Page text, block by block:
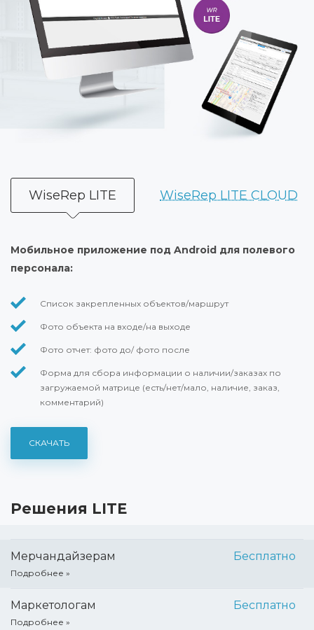
WiseRep LITE WiseRep LITE CLOUD
Мобильное приложение под Android для полевого
персонала:
Список закрепленных объектов/маршрут
Фото объекта на входе/на выходе
Фото отчет: фото до/ фото после
Форма для сбора информации о наличии/заказах по
загружаемой матрице (есть/нет/мало, наличие, заказ,
комментарий)
СКАЧАТЬ
Решения LITE
Мерчандайзерам Бесплатно
Подробнее
Маркетологам Бесплатно
Подробнее